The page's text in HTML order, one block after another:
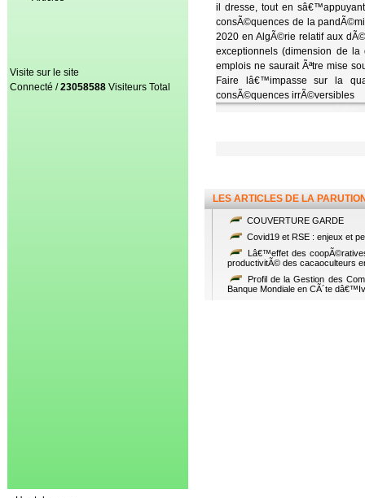
Visite sur le site
Connecté /23058588Visiteurs Total
il dresse, tout en
consÃ©quences de la
2020 en AlgÃ©rie relatif aux
exceptionnels (dimension de
emplois ne saurait Ãªtre mise
Faire lâ€™impasse sur la
consÃ©quences irrÃ©versibles
LES ARTICLES DE LA
COUVERTURE GARDE
Covid19 et RSE : enjeux et
Lâ€™effet des
productivitÃ© des cacaoculteurs
Profil de la Gestion des
Banque Mondiale en CÃ´te